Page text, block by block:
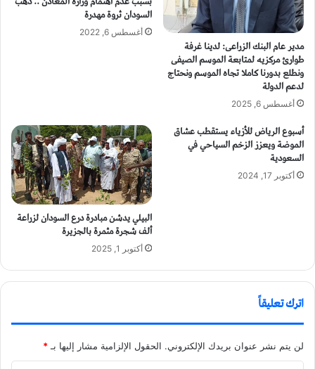
مدير عام البنك الزراعى: لدينا غرفة
طوارئ مركزيه لمتابعة الموسم الصيفى
ونطلع بدورنا كاملا تجاه الموسم ونحتاج
لدعم الدولة
أغسطس 6, 2025
السودان ثروة مهدرة
أغسطس 6, 2022
أسبوع الرياض للأزياء يستقطب عشاق
الموضة ويعزز الزخم السياحي في
السعودية
أكتوبر 17, 2024
البيلي يدشن مبادرة درع السودان لزراعة
ألف شجرة مثمرة بالجزيرة
أكتوبر 1, 2025
اترك تعليقاً
لن يتم نشر عنوان بريدك الإلكتروني. الحقول الإلزامية مشار إليها بـ*